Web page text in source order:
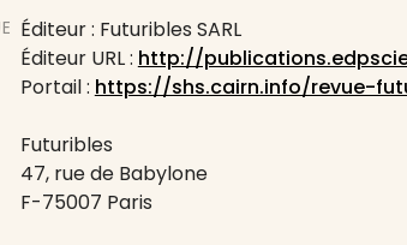
Éditeur : Futuribles SARL
Éditeur URL : http://
Portail : https://shs.cairn.info/revue-
Futuribles
47, rue de Babylone
F-75007 Paris